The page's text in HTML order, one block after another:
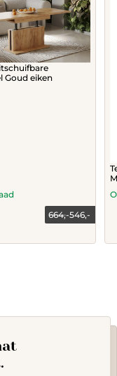
Goud eiken
546,-
Current
664,-
Original